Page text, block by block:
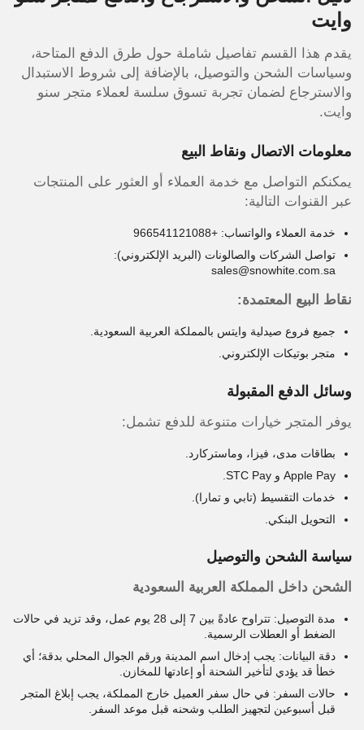
وايت
يقدم هذا القسم تفاصيل شاملة حول طرق الدفع المتاحة،
وسياسات الشحن والتوصيل، بالإضافة إلى شروط الاستبدال
والاسترجاع لضمان تجربة تسوق سلسة لعملاء متجر سنو
وايت.
معلومات الاتصال ونقاط البيع
يمكنكم التواصل مع خدمة العملاء أو العثور على المنتجات
عبر القنوات التالية:
خدمة العملاء والواتساب: +966541121088
تواصل الشركات والصالونات (البريد الإلكتروني):
sales@snowhite.com.sa
نقاط البيع المعتمدة:
جميع فروع صيدلية وايتس بالمملكة العربية السعودية.
متجر بوتيكات الإلكتروني.
وسائل الدفع المقبولة
يوفر المتجر خيارات متنوعة للدفع تشمل:
بطاقات مدى، فيزا، وماستركارد.
Apple Pay و STC Pay.
خدمات التقسيط (تابي و تمارا).
التحويل البنكي.
سياسة الشحن والتوصيل
الشحن داخل المملكة العربية السعودية
مدة التوصيل: تتراوح عادةً بين 7 إلى 28 يوم عمل، وقد تزيد في حالات
الضغط أو العطلات الرسمية.
دقة البيانات: يجب إدخال اسم المدينة ورقم الجوال المحلي بدقة؛ أي
خطأ قد يؤدي لتأخير الشحنة أو إعادتها للمخازن.
حالات السفر: في حال سفر العميل خارج المملكة، يجب إبلاغ المتجر
قبل أسبوعين لتجهيز الطلب وشحنه قبل موعد السفر.